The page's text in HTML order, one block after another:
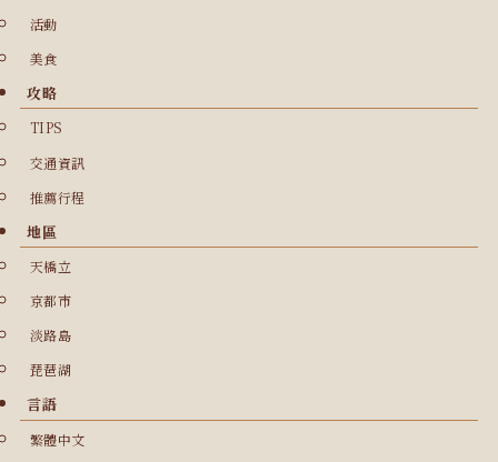
活動
美食
攻略
TIPS
交通資訊
推薦行程
地區
天橋立
京都市
淡路島
琵琶湖
言語
繁體中文